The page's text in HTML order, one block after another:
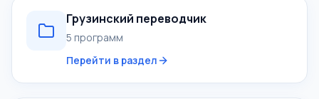
Грузинский переводчик
5 программ
Перейти в раздел